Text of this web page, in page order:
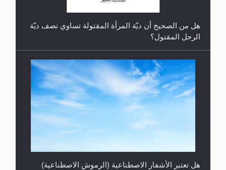
هل من الصحيح أن ديّة المرأة المقتولة تساوي نصف ديّة
الرجل المقتول؟
هل تعتبر الأشفار الاصطناعية (الرموش الاصطناعية)